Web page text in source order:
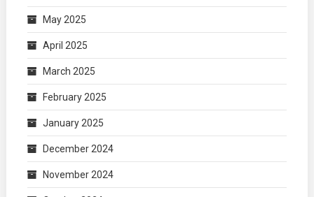
May 2025
April 2025
March 2025
February 2025
January 2025
December 2024
November 2024